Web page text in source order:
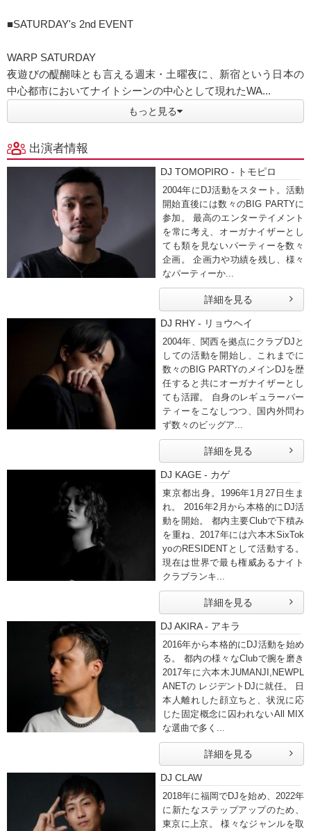
■SATURDAY's 2nd EVENT
WARP SATURDAY
夜遊びの醍醐味とも言える週末・土曜夜に、新宿という日本の
中心都市においてナイトシーンの中心として現れたWA...
もっと見る
出演者情報
DJ TOMOPIRO - トモピロ
2004年にDJ活動をスタート。活動
開始直後には数々のBIG PARTYに
参加。 最高のエンターテイメント
を常に考え、オーガナイザーとし
ても類を見ないパーティーを数々
企画。 企画力や功績を残し、様々
なパーティーか...
詳細を見る
DJ RHY - リョウヘイ
2004年、関西を拠点にクラブDJと
しての活動を開始し、これまでに
数々のBIG PARTYのメインDJを歴
任すると共にオーガナイザーとし
ても活躍。 自身のレギュラーパー
ティーをこなしつつ、国内外問わ
ず数々のビッグア...
詳細を見る
DJ KAGE - カゲ
東京都出身。1996年1月27日生ま
れ。 2016年2月から本格的にDJ活
動を開始。 都内主要Clubで下積み
を重ね、2017年には六本木SixTok
yoのRESIDENTとして活動する。
現在は世界で最も権威あるナイト
クラブランキ...
詳細を見る
DJ AKIRA - アキラ
2016年から本格的にDJ活動を始め
る。 都内の様々なClubで腕を磨き
2017年に六本木JUMANJI,NEWPL
ANETの レジデントDJに就任。 日
本人離れした顔立ちと、状況に応
じた固定概念に囚われないAll MIX
な選曲で多く...
詳細を見る
DJ CLAW
2018年に福岡でDJを始め、2022年
に新たなステップアップのため、
東京に上京。 様々なジャンルを取